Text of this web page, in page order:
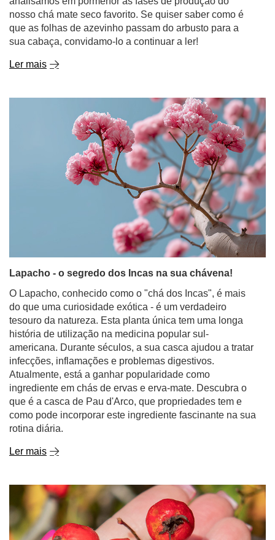
nosso chá mate seco favorito. Se quiser saber como é
que as folhas de azevinho passam do arbusto para a
sua cabaça, convidamo-lo a continuar a ler!
Ler mais
Lapacho - o segredo dos Incas na sua chávena!
O Lapacho, conhecido como o "chá dos Incas", é mais
do que uma curiosidade exótica - é um verdadeiro
tesouro da natureza. Esta planta única tem uma longa
história de utilização na medicina popular sul-
americana. Durante séculos, a sua casca ajudou a tratar
infecções, inflamações e problemas digestivos.
Atualmente, está a ganhar popularidade como
ingrediente em chás de ervas e erva-mate. Descubra o
que é a casca de Pau d'Arco, que propriedades tem e
como pode incorporar este ingrediente fascinante na sua
rotina diária.
Ler mais